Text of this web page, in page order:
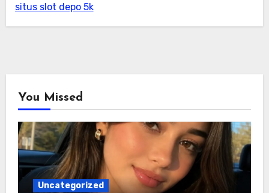
situs slot depo 5k
You Missed
Uncategorized